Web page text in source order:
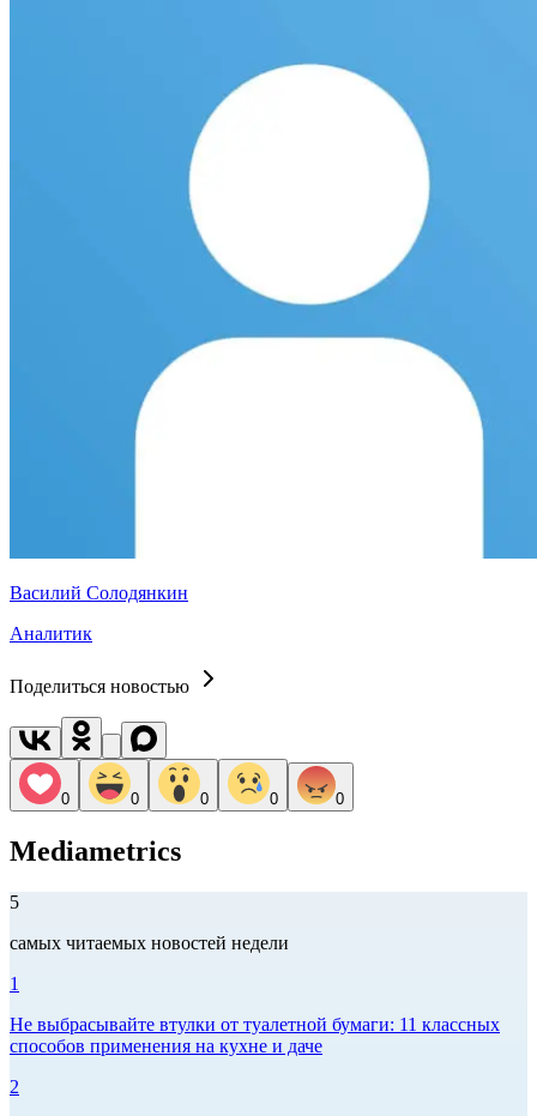
Василий Солодянкин
Аналитик
Поделиться новостью
0 0 0 0 0
Mediametrics
5
самых читаемых новостей недели
1
Не выбрасывайте втулки от туалетной бумаги: 11 классных
способов применения на кухне и даче
2